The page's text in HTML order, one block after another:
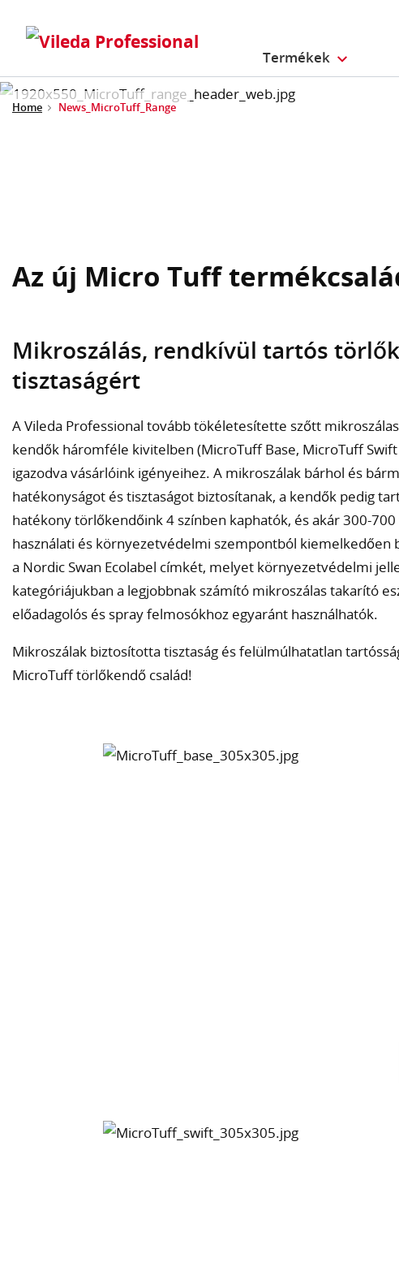
Termékek
Home News_MicroTuff_Range
Az új Micro Tuff
Mikroszálás, rendkívül tartós
tisztaságért
A Vileda Professional tovább tökéletesítette szőtt
kendők háromféle kivitelben (MicroTuff Base, MicroTuff
igazodva vásárlóink igényeihez. A mikroszálak bárhol és
hatékonyságot és tisztaságot biztosítanak, a kendők pedig
hatékony törlőkendőink 4 színben kaphatók, és akár 300-
használati és környezetvédelmi szempontból kiemelkedően
a Nordic Swan Ecolabel címkét, melyet környezetvédelmi
kategóriájukban a legjobbnak számító mikroszálas takarító
előadagolós és spray felmosókhoz egyaránt használhatók.
Mikroszálak biztosította tisztaság és felülmúlhatatlan
MicroTuff törlőkendő család!